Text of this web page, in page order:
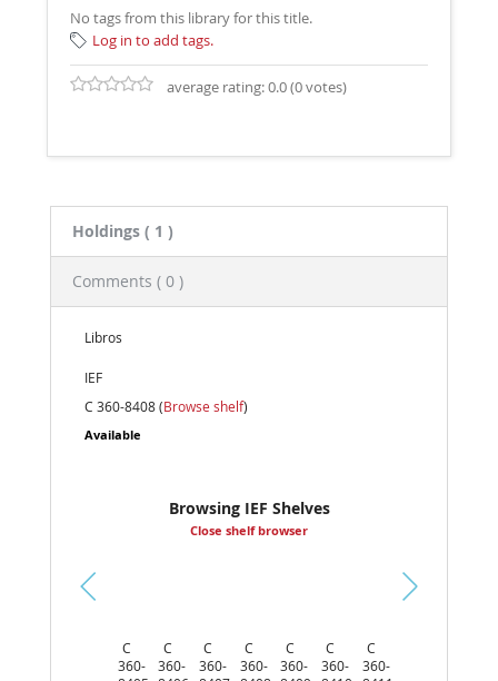
No tags from this library for this title.
Log in to add tags.
average rating: 0.0 (0 votes)
Holdings ( 1 )
Comments ( 0 )
Libros
IEF
C 360-8408 (Browse shelf)
Available
Browsing IEF Shelves
Close shelf browser
C
360-
C
360-
C
360-
C
360-
C
360-
C
360-
C
360-